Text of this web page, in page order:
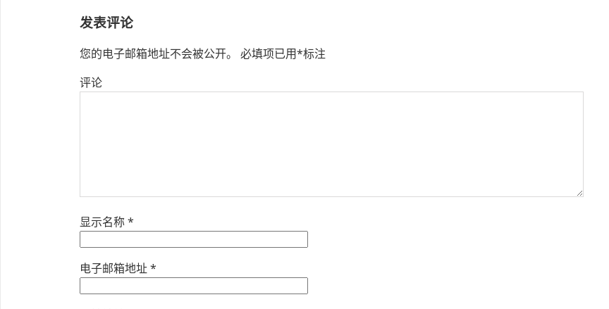
发表评论
您的电子邮箱地址不会被公开。 必填项已用*标注
评论
显示名称*
电子邮箱地址*